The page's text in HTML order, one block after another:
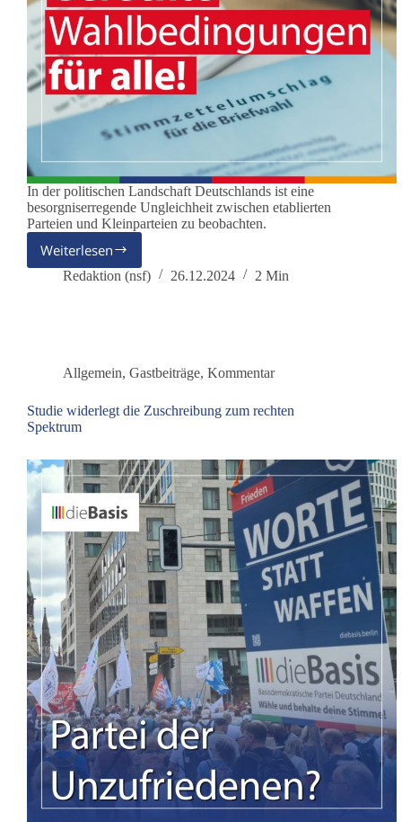
In der politischen Landschaft Deutschlands ist eine
besorgniserregende Ungleichheit zwischen etablierten
Parteien und Kleinparteien zu beobachten.
WeiterlesenUngleichbehandlung:
Die
Deutschland
Redaktion (nsf) 26.12.2024 2 Min
Allgemein, Gastbeiträge, Kommentar
Studie widerlegt die Zuschreibung zum rechten
Spektrum